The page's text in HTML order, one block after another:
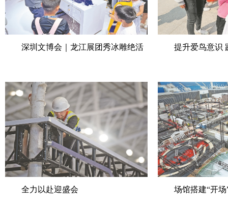
深圳文博会｜龙江展团秀冰雕绝活 提升爱鸟意识
全力以赴迎盛会 场馆搭建“开场”